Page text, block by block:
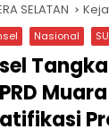
SELATAN
Nasional